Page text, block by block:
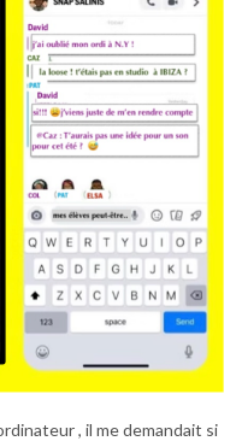
, il me demandait si